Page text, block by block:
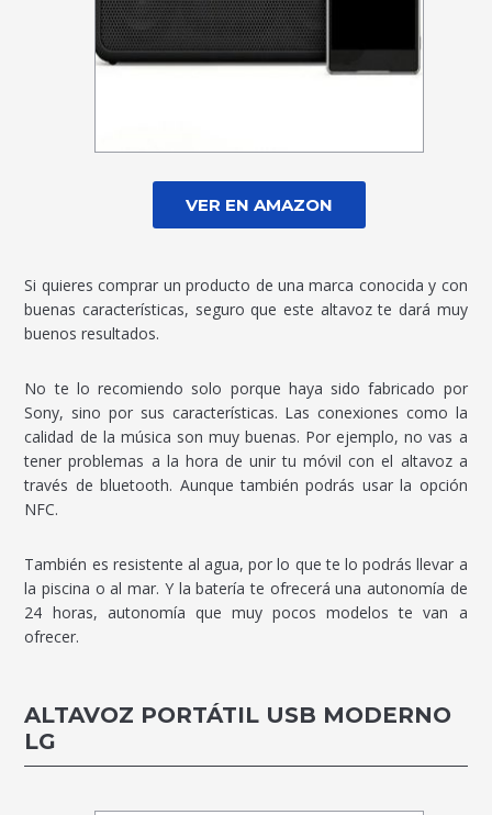
VER EN AMAZON
Si quieres comprar un producto de una marca conocida y con
buenas características, seguro que este altavoz te dará muy
buenos resultados.
No te lo recomiendo solo porque haya sido fabricado por
Sony, sino por sus características. Las conexiones como la
calidad de la música son muy buenas. Por ejemplo, no vas a
tener problemas a la hora de unir tu móvil con el altavoz a
través de bluetooth. Aunque también podrás usar la opción
NFC.
También es resistente al agua, por lo que te lo podrás llevar a
la piscina o al mar. Y la batería te ofrecerá una autonomía de
24 horas, autonomía que muy pocos modelos te van a
ofrecer.
ALTAVOZ PORTÁTIL USB MODERNO
LG